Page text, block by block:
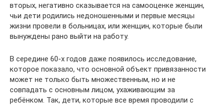
вторых, негативно сказывается на самооценке женщин,
чьи дети родились недоношенными и первые месяцы
жизни провели в больницах, или женщин, которые были
вынуждены рано выйти на работу.
В середине 60‑х годов даже появилось исследование,
которое показало, что основной объект привязанности
может не только быть множественным, но и не
совпадать с основным лицом, ухаживающим за
ребёнком. Так, дети, которые все время проводили с